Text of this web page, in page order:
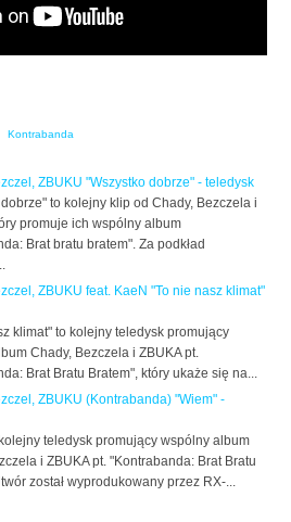
Kontrabanda
ZBUKU "Wszystko dobrze" - teledysk
to kolejny klip od Chady, Bezczela i
promuje ich wspólny album
Brat bratu bratem". Za podkład
ZBUKU feat. KaeN "To nie nasz klimat"
klimat" to kolejny teledysk promujący
Chady, Bezczela i ZBUKA pt.
Brat Bratu Bratem", który ukaże się na...
ZBUKU (Kontrabanda) "Wiem" -
teledysk promujący wspólny album
i ZBUKA pt. "Kontrabanda: Brat Bratu
został wyprodukowany przez RX-...